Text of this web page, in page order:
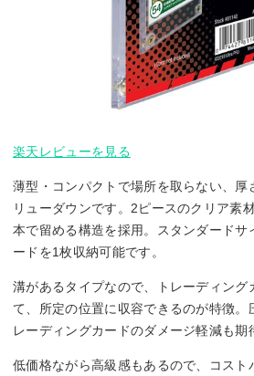
楽天レビューを見る
薄型・コンパクトで場所を取らない、厚
リューダウンです。2ピースのクリア素
本で留める構造を採用。スタンダードサ
ードを1枚収納可能です。
溝があるタイプなので、トレーディング
て、所定の位置に収容できるのが特徴。
レーディングカードのダメージ軽減も期
低価格ながら高級感もあるので、コスト